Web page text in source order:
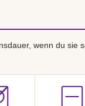
wenn du sie